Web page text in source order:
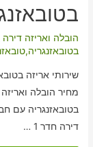
הובלה ואריזה דירה
בטובאזנגריה,
שירותי אריזה
בטובאזנגריה עם
דירה חדר 1 …